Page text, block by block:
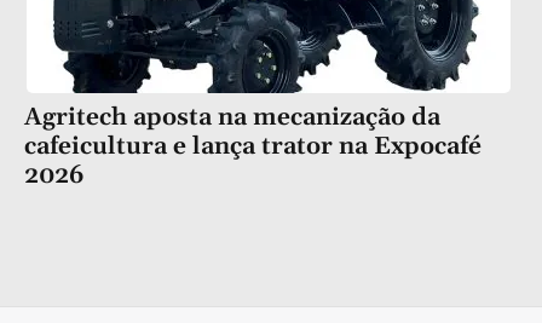
Agritech aposta na mecanização da
cafeicultura e lança trator na Expocafé
2026